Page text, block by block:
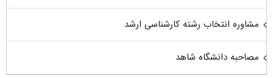
مشاوره انتخاب رشته کارشناسی ارشد
مصاحبه دانشگاه شاهد